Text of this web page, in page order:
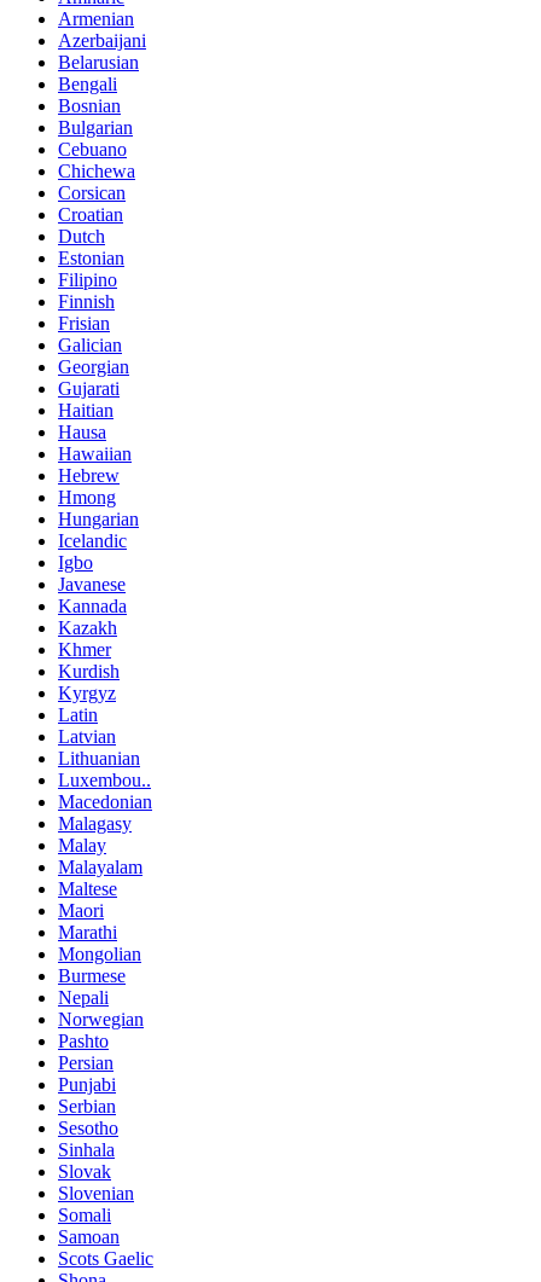
Armenian
Azerbaijani
Belarusian
Bengali
Bosnian
Bulgarian
Cebuano
Chichewa
Corsican
Croatian
Dutch
Estonian
Filipino
Finnish
Frisian
Galician
Georgian
Gujarati
Haitian
Hausa
Hawaiian
Hebrew
Hmong
Hungarian
Icelandic
Igbo
Javanese
Kannada
Kazakh
Khmer
Kurdish
Kyrgyz
Latin
Latvian
Lithuanian
Luxembou..
Macedonian
Malagasy
Malay
Malayalam
Maltese
Maori
Marathi
Mongolian
Burmese
Nepali
Norwegian
Pashto
Persian
Punjabi
Serbian
Sesotho
Sinhala
Slovak
Slovenian
Somali
Samoan
Scots Gaelic